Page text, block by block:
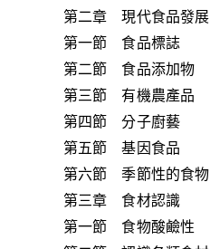
第二章 現代食品發展
第一節 食品標誌
第二節 食品添加物
第三節 有機農產品
第四節 分子廚藝
第五節 基因食品
第六節 季節性的食物
第三章 食材認識
第一節 食物酸鹼性